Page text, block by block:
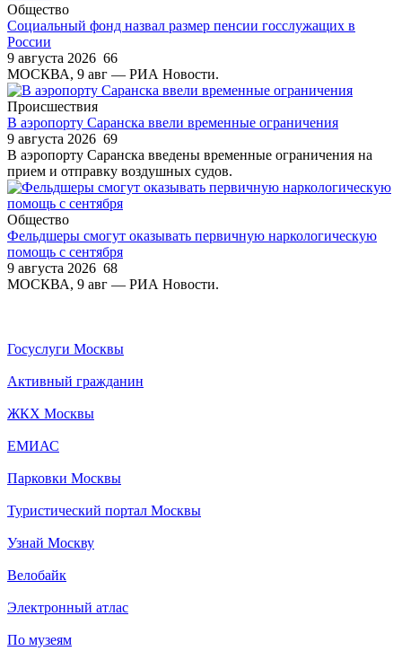
Общество
Социальный фонд назвал размер пенсии госслужащих в
России
9 августа 2026 66
МОСКВА, 9 авг — РИА Новости.
Происшествия
В аэропорту Саранска ввели временные ограничения
9 августа 2026 69
В аэропорту Саранска введены временные ограничения на
прием и отправку воздушных судов.
Общество
Фельдшеры смогут оказывать первичную наркологическую
помощь с сентября
9 августа 2026 68
МОСКВА, 9 авг — РИА Новости.
Госуслуги Москвы
Активный гражданин
ЖКХ Москвы
ЕМИАС
Парковки Москвы
Туристический портал Москвы
Узнай Москву
Велобайк
Электронный атлас
По музеям